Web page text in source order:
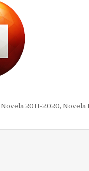
Novela 2011-2020, Novela